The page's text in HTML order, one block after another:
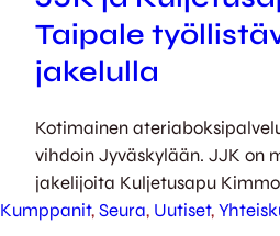
Taipale
jakelulla
Kotimainen
vihdoin Jyväskylään. JJK on
jakelijoita Kuljetusapu
bokseille. JJK:n ja
Kumppanit, Seura, Uutiset,